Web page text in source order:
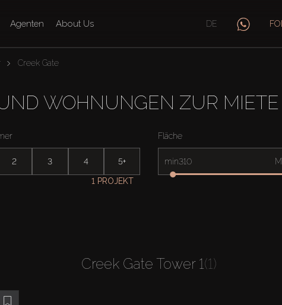
Agenten About Us DE
Creek Gate
WOHNUNGEN ZUR MIETE
2 3 4 5+
Fläche
min
1 PROJEKT
Creek Gate Tower 1(1)